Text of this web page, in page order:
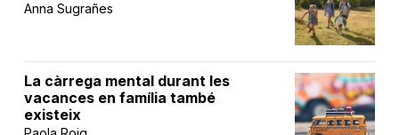
Anna Sugrañes
La càrrega mental durant les
vacances en família també
existeix